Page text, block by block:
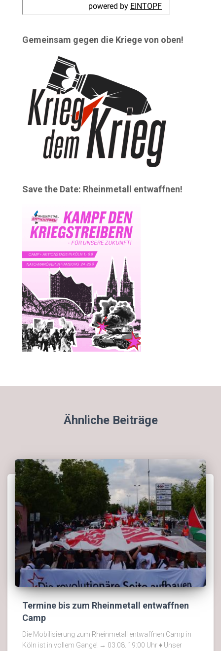
Gemeinsam gegen die Kriege von oben!
Save the Date: Rheinmetall entwaffnen!
Ähnliche Beiträge
Termine bis zum Rheinmetall entwaffnen
Camp
Die Mobilisierung zum Rheinmetall entwaffnen Camp in
Köln ist in vollem Gange! → 03.08. 19:00 Uhr ♦ Unser